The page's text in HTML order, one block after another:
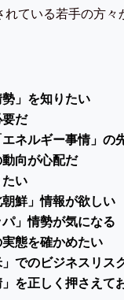
ている若手の方
」を知りたい
要だ
エネルギー事情」の
向が心配だ
い
鮮」情報が欲しい
」情勢が気になる
実態を確かめたい
でのビジネスリス
を正しく押さえて